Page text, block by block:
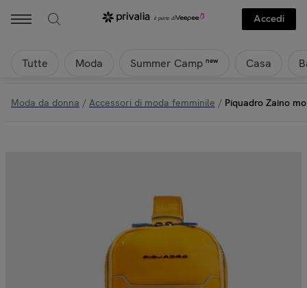
Accedi
Tutte Moda Summer Camp new Casa
Moda da donna / Accessori di moda femminile / Piquadro Zaino